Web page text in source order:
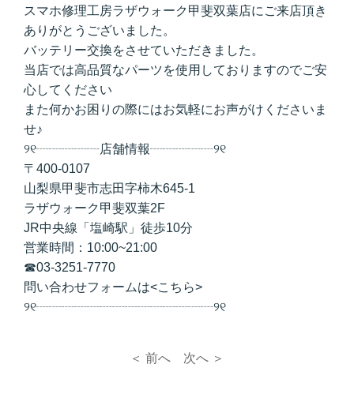
スマホ修理工房ラザウォーク甲斐双葉店にご来店頂き
ありがとうございました。
バッテリー交換をさせていただきました。
当店では高品質なパーツを使用しておりますのでご安
心してください
また何かお困りの際にはお気軽にお声がけくださいま
せ♪
୨୧┈┈┈┈┈店舗情報┈┈┈┈┈୨୧
〒400-0107
山梨県甲斐市志田字柿木645-1
ラザウォーク甲斐双葉2F
JR中央線「塩崎駅」徒歩10分
営業時間：10:00~21:00
☎03-3251-7770
問い合わせフォームは<こちら>
୨୧┈┈┈┈┈┈┈┈┈┈┈┈┈┈୨୧
＜ 前へ 次へ ＞